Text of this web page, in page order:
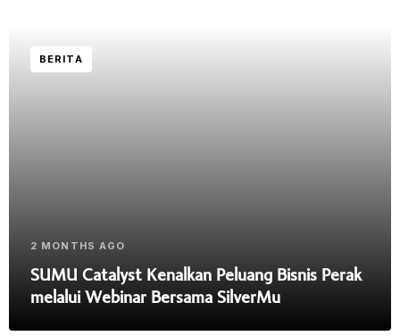
BERITA
2 MONTHS AGO
SUMU Catalyst Kenalkan Peluang Bisnis Perak
melalui Webinar Bersama SilverMu